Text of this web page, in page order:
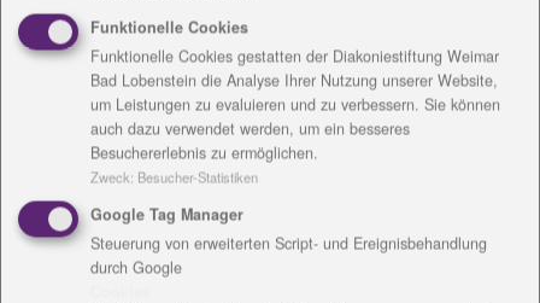
Madeleine Helbig
Kirchstraße 10
99444 Blankenhain
Mobil: 0151 - 20380206
Funktionelle Cookies
Funktionelle Cookies gestatten der Diakoniestiftung Weimar
Bad Lobenstein die Analyse Ihrer Nutzung unserer Website,
um Leistungen zu evaluieren und zu verbessern. Sie können
auch dazu verwendet werden, um ein besseres
Besuchererlebnis zu ermöglichen.
Zweck: Besucher-Statistiken
Google Tag Manager
Steuerung von erweiterten Script- und Ereignisbehandlung
durch Google